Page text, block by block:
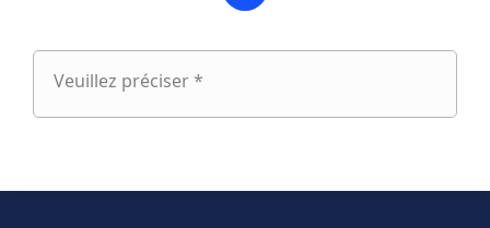
Veuillez préciser *
Veuillez